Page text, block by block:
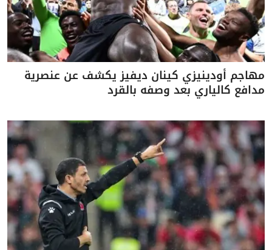
مهاجم أودينيزي كينان ديفيز يكشف عن عنصرية
مدافع كالياري بعد وصفه بالقرد